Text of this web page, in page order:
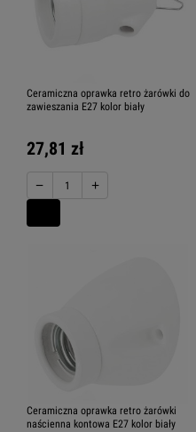
Ceramiczna oprawka retro żarówki do
zawieszania E27 kolor biały
27,81 zł
− +
Ceramiczna oprawka retro żarówki
naścienna kontowa E27 kolor biały